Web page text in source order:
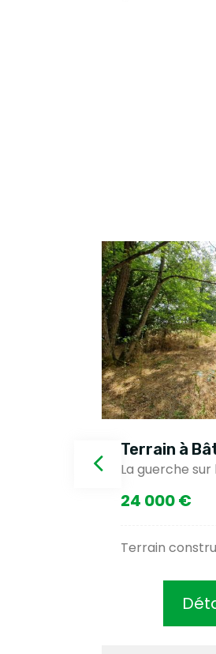
Terrain à
La guerche sur
24 000 €
Terrain